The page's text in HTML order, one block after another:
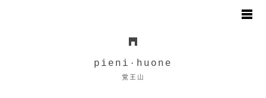
pieni ・huone
覚王山